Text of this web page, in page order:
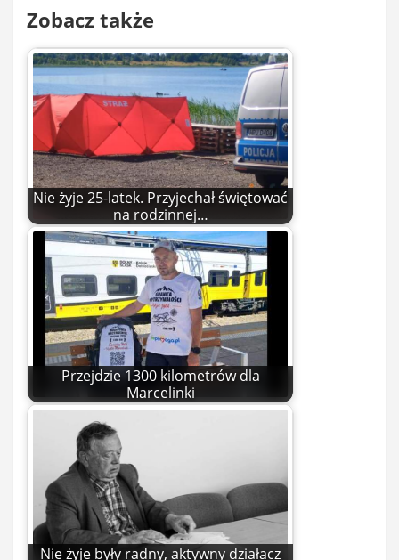
Zobacz także
Nie żyje 25-latek. Przyjechał świętować
na rodzinnej…
Przejdzie 1300 kilometrów dla
Marcelinki
Nie żyje były radny, aktywny działacz